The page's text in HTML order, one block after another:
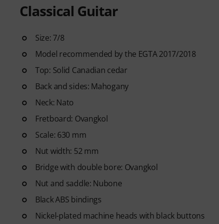
Pop, Rock, and Blues to Metal
Classical Guitar
Size: 7/8
Model recommended by the EGTA 2017/2018
Top: Solid Canadian cedar
Back and sides: Mahogany
Neck: Nato
Fretboard: Ovangkol
Scale: 630 mm
Nut width: 52 mm
Bridge with double bore: Ovangkol
Nut and saddle: Nubone
Black ABS bindings
Nickel-plated machine heads with black buttons